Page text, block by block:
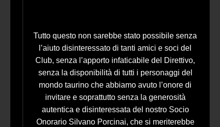
Tutto questo non sarebbe stato possibile senza
l’aiuto disinteressato di tanti amici e soci del
Club, senza l’apporto infaticabile del Direttivo,
senza la disponibilità di tutti i personaggi del
mondo taurino che abbiamo avuto l’onore di
invitare e soprattutto senza la generosità
autentica e disinteressata del nostro Socio
Onorario Silvano Porcinai, che si meriterebbe